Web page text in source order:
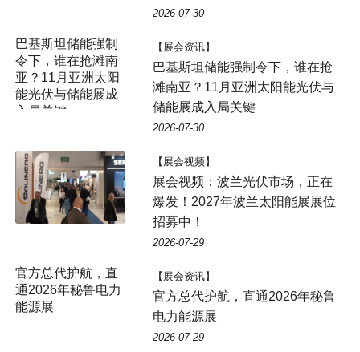
2026-07-30
巴基斯坦储能强制
令下，谁在抢滩南
亚？11月亚洲太阳
能光伏与储能展成
入局关键
【展会资讯】
巴基斯坦储能强制令下，谁在抢
滩南亚？11月亚洲太阳能光伏与
储能展成入局关键
2026-07-30
【展会视频】
展会视频：波兰光伏市场，正在
爆发！2027年波兰太阳能展展位
招募中！
2026-07-29
官方总代护航，直
通2026年秘鲁电力
能源展
【展会资讯】
官方总代护航，直通2026年秘鲁
电力能源展
2026-07-29